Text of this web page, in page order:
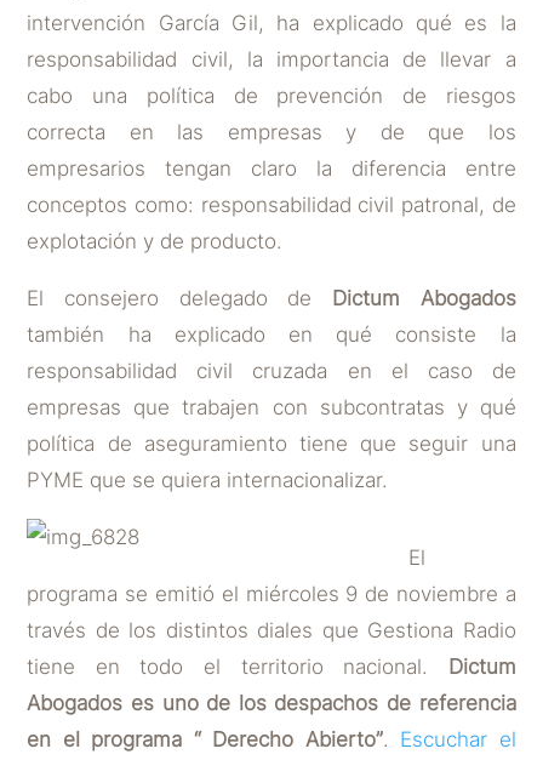
intervención García Gil, ha explicado qué es la
responsabilidad civil, la importancia de llevar a
cabo una política de prevención de riesgos
correcta en las empresas y de que los
empresarios tengan claro la diferencia entre
conceptos como: responsabilidad civil patronal, de
explotación y de producto.
El consejero delegado de Dictum
Abogados
también ha explicado en qué consiste la
responsabilidad civil cruzada en el caso de
empresas que trabajen con subcontratas y qué
política de aseguramiento tiene que seguir una
PYME que se quiera internacionalizar.
El
programa se emitió el miércoles 9 de noviembre a
través de los distintos diales que Gestiona Radio
tiene en todo el territorio nacional. Dictum
Abogados es uno de los despachos de referencia
en el programa “ Derecho Abierto”. Escuchar el